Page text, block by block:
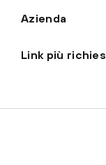
Azienda
Link più